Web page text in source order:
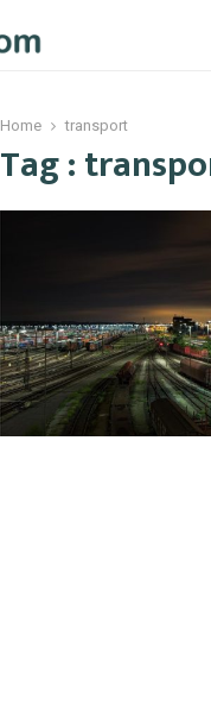
Home transport
Tag :